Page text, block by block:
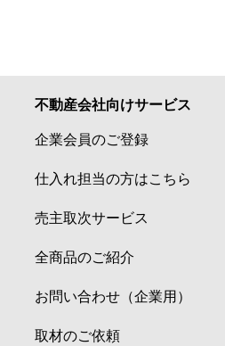
不動産会社向けサービス
企業会員のご登録
仕入れ担当の方はこちら
売主取次サービス
全商品のご紹介
お問い合わせ（企業用）
取材のご依頼